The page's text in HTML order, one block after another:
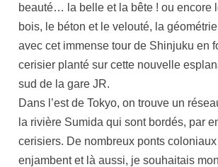
beauté… la belle et la bête ! ou encore
bois, le béton et le velouté, la
avec cet immense tour de Shinjuku en
cerisier planté sur cette nouvelle
sud de la gare JR.
Dans l’est de Tokyo, on trouve un
la rivière Sumida qui sont bordés, par
cerisiers. De nombreux ponts
enjambent et là aussi, je souhaitais